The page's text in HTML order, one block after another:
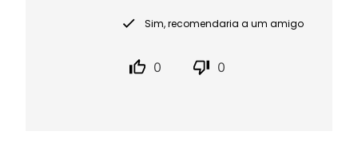
Sim, recomendaria a um amigo
0 0